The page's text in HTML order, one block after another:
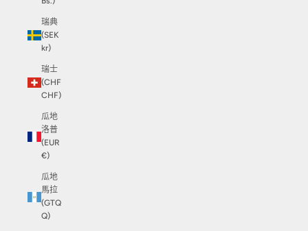
瑞典
(SEK
kr)
瑞士
(CHF
CHF)
瓜地
洛普
(EUR
€)
瓜地
馬拉
(GTQ
Q)